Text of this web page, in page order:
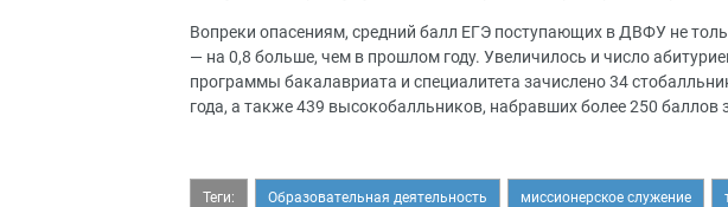
Вопреки опасениям, средний балл ЕГЭ поступающих в ДВФУ не
— на 0,8 больше, чем в прошлом году. Увеличилось и число
программы бакалавриата и специалитета зачислено 34
года, а также 439 высокобалльников, набравших более 250 баллов
Теги: Образовательная деятельность миссионерское служение